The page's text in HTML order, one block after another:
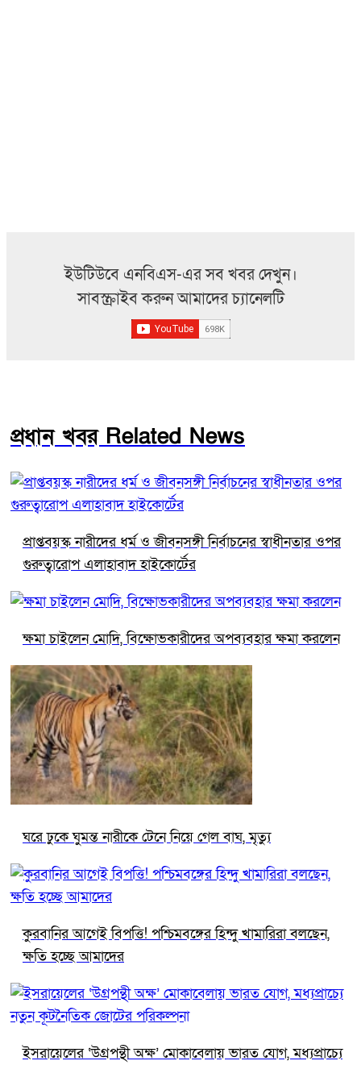
ইউটিউবে এনবিএস-এর সব খবর দেখুন।
সাবস্ক্রাইব করুন আমাদের চ্যানেলটি
প্রধান খবর Related News
প্রাপ্তবয়স্ক নারীদের ধর্ম ও জীবনসঙ্গী নির্বাচনের স্বাধীনতার ওপর
গুরুত্বারোপ এলাহাবাদ হাইকোর্টের
ক্ষমা চাইলেন মোদি, বিক্ষোভকারীদের অপব্যবহার ক্ষমা করলেন
ঘরে ঢুকে ঘুমন্ত নারীকে টেনে নিয়ে গেল বাঘ, মৃত্যু
কুরবানির আগেই বিপত্তি! পশ্চিমবঙ্গের হিন্দু খামারিরা বলছেন,
ক্ষতি হচ্ছে আমাদের
ইসরায়েলের ‘উগ্রপন্থী অক্ষ’ মোকাবেলায় ভারত যোগ, মধ্যপ্রাচ্যে